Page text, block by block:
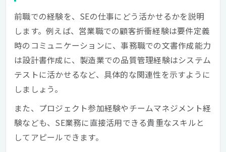
前職での経験を、SEの仕事にどう活かせるかを説明
します。例えば、営業職での顧客折衝経験は要件定義
時のコミュニケーションに、事務職での文書作成能力
は設計書作成に、製造業での品質管理経験はシステム
テストに活かせるなど、具体的な関連性を示すように
しましょう。
また、プロジェクト参加経験やチームマネジメント経
験なども、SE業務に直接活用できる貴重なスキルと
してアピールできます。